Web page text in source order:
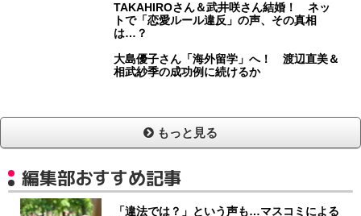
TAKAHIROさん＆武井咲さん結婚！ ネッ
トで「恋愛ルール違反」の声、その真相
は…？
大島優子さん「海外留学」へ！ 渡辺直美＆
相武紗季の成功例に続けるか
もっと見る
編集部おすすめ記事
「違法では？」という声も…マスコミによる